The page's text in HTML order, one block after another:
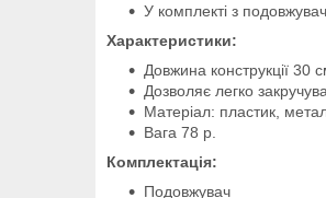
У комплекті з
Характеристики:
Довжина конструкції 30
Дозволяє легко
Матеріал: пластик,
Вага 78 р.
Комплектація:
Подовжувач